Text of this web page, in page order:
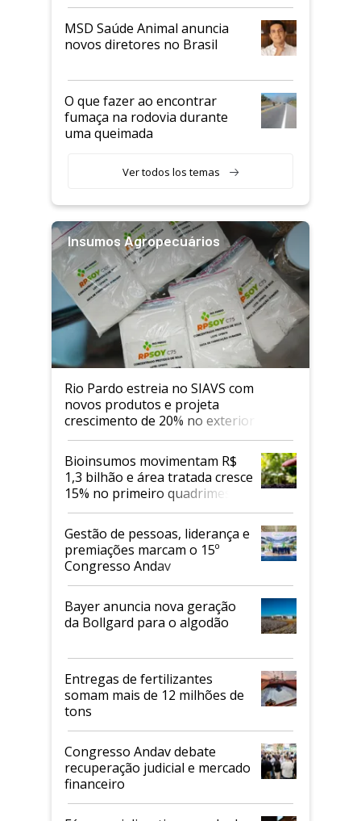
MSD Saúde Animal anuncia
novos diretores no Brasil
O que fazer ao encontrar
fumaça na rodovia durante
uma queimada
Ver todos los temas
Insumos Agropecuários
Rio Pardo estreia no SIAVS com
novos produtos e projeta
crescimento de 20% no exterior
Bioinsumos movimentam R$
1,3 bilhão e área tratada cresce
15% no primeiro quadrimestre
de 2026
Gestão de pessoas, liderança e
premiações marcam o 15º
Congresso Andav
Bayer anuncia nova geração
da Bollgard para o algodão
Entregas de fertilizantes
somam mais de 12 milhões de
tons
Congresso Andav debate
recuperação judicial e mercado
financeiro